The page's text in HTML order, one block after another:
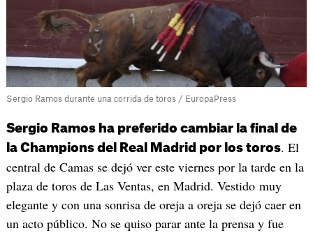
Sergio Ramos durante una corrida de toros / EuropaPress
Sergio Ramos ha preferido cambiar la final de
la Champions del Real Madrid por los toros. El
central de Camas se dejó ver este viernes por la tarde en la
plaza de toros de Las Ventas, en Madrid. Vestido muy
elegante y con una sonrisa de oreja a oreja se dejó caer en
un acto público. No se quiso parar ante la prensa y fue